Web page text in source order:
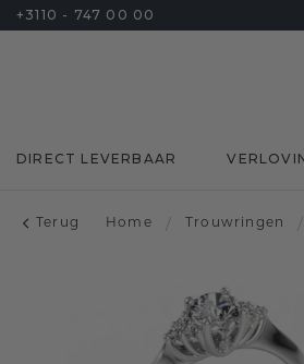
+3110 - 747 00 00
DIRECT LEVERBAAR
Terug Home / Trouwringen /